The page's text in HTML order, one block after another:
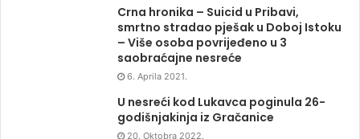
Crna hronika – Suicid u Pribavi,
smrtno stradao pješak u Doboj Istoku
– Više osoba povrijeđeno u 3
saobraćajne nesreće
6. Aprila 2021.
U nesreći kod Lukavca poginula 26-
godišnjakinja iz Gračanice
20. Oktobra 2022.